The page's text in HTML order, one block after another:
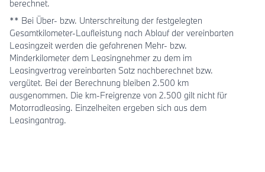
berechnet.
** Bei Über- bzw. Unterschreitung der festgelegten
Gesamtkilometer-Laufleistung nach Ablauf der vereinbarten
Leasingzeit werden die gefahrenen Mehr- bzw.
Minderkilometer dem Leasingnehmer zu dem im
Leasingvertrag vereinbarten Satz nachberechnet bzw.
vergütet. Bei der Berechnung bleiben 2.500 km
ausgenommen. Die km-Freigrenze von 2.500 gilt nicht für
Motorradleasing. Einzelheiten ergeben sich aus dem
Leasingantrag.